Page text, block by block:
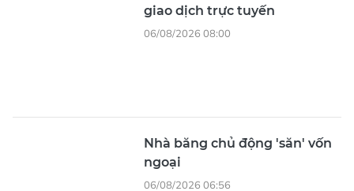
giao dịch trực tuyến
06/08/2026 08:00
Nhà băng chủ động 'săn' vốn
ngoại
06/08/2026 06:56